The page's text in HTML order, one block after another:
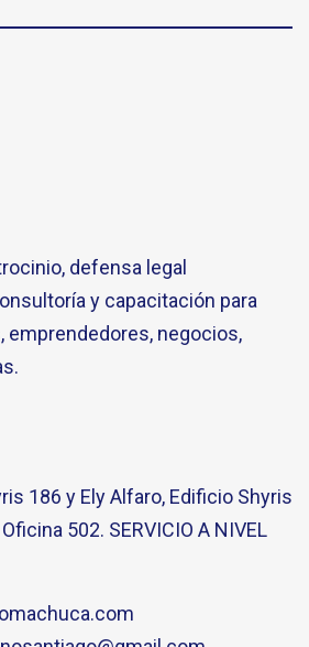
defensa legal
y capacitación para
emprendedores, negocios,
186 y Ely Alfaro, Edificio Shyris
502. SERVICIO A NIVEL